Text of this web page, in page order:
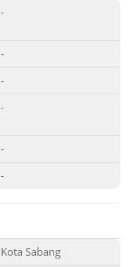
-
-
-
-
-
-
Kota Sabang